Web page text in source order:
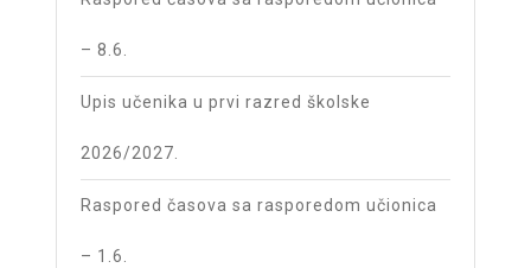
– 8.6.
Upis učenika u prvi razred školske
2026/2027.
Raspored časova sa rasporedom učionica
– 1.6.